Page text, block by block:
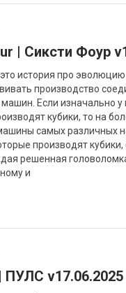
| Сиксти Фоур
история про
производство
Если изначально
кубики, то на
самых различных
производят
решенная
и
ПУЛС v17.06.2025